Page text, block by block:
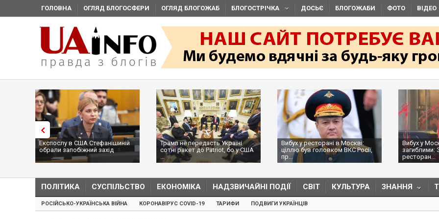
ГОЛОВНА ОГЛЯД БЛОГОСФЕРИ ОГЛЯД БЛОГОЖАБ БЛОГОСТРІЧКА ДОСЬЄ БЛОГОЖАБИ ФОТО ВІДЕО
Експослу в США Стефанішиній
обрали запобіжний захід
Трамп не передасть Україні
сотні ракет до Patriot, бо у США
...
Вибух у ресторані в Москві:
ціллю був головком ВКС Росії,
пр...
Вибух у
загиблими:
ресторан...
ПОЛІТИКА СУСПІЛЬСТВО ЕКОНОМІКА НАДЗВИЧАЙНІ ПОДІЇ СВІТ КУЛЬТУРА ЗНАННЯ
РОСІЙСЬКО-УКРАЇНСЬКА ВІЙНА КОРОНАВІРУС COVID-19 ТАРИФИ ПОДВИГИ УКРАЇНЦІВ